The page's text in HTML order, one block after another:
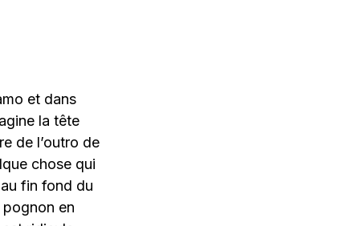
et dans
la tête
de l’outro de
chose qui
fin fond du
pognon en